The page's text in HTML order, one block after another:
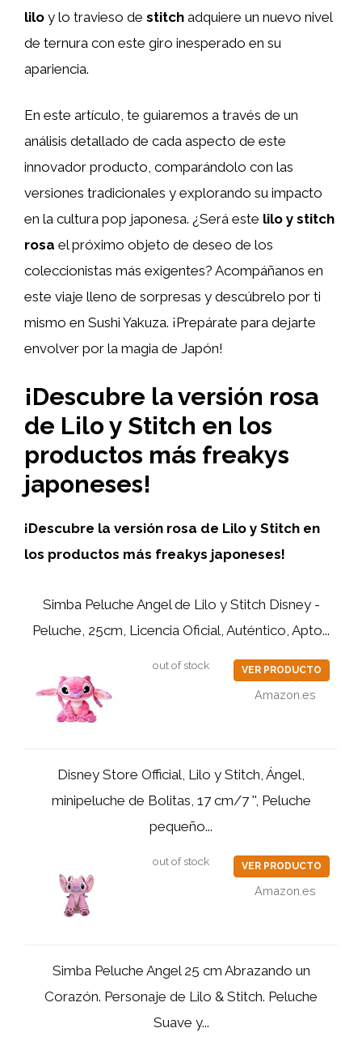
lilo y lo travieso de stitch adquiere un nuevo nivel
de ternura con este giro inesperado en su
apariencia.
En este artículo, te guiaremos a través de un
análisis detallado de cada aspecto de este
innovador producto, comparándolo con las
versiones tradicionales y explorando su impacto
en la cultura pop japonesa. ¿Será este lilo y stitch
rosa el próximo objeto de deseo de los
coleccionistas más exigentes? Acompáñanos en
este viaje lleno de sorpresas y descúbrelo por ti
mismo en Sushi Yakuza. ¡Prepárate para dejarte
envolver por la magia de Japón!
¡Descubre la versión rosa
de Lilo y Stitch en los
productos más freakys
japoneses!
¡Descubre la versión rosa de Lilo y Stitch en
los productos más freakys japoneses!
Simba Peluche Angel de Lilo y Stitch Disney -
Peluche, 25cm, Licencia Oficial, Auténtico, Apto...
out of stock VER PRODUCTO
Amazon.es
Disney Store Official, Lilo y Stitch, Ángel,
minipeluche de Bolitas, 17 cm/7 '', Peluche
pequeño...
out of stock VER PRODUCTO
Amazon.es
Simba Peluche Angel 25 cm Abrazando un
Corazón. Personaje de Lilo & Stitch. Peluche
Suave y...